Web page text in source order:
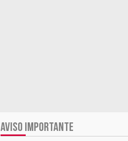
AVISO IMPORTANTE